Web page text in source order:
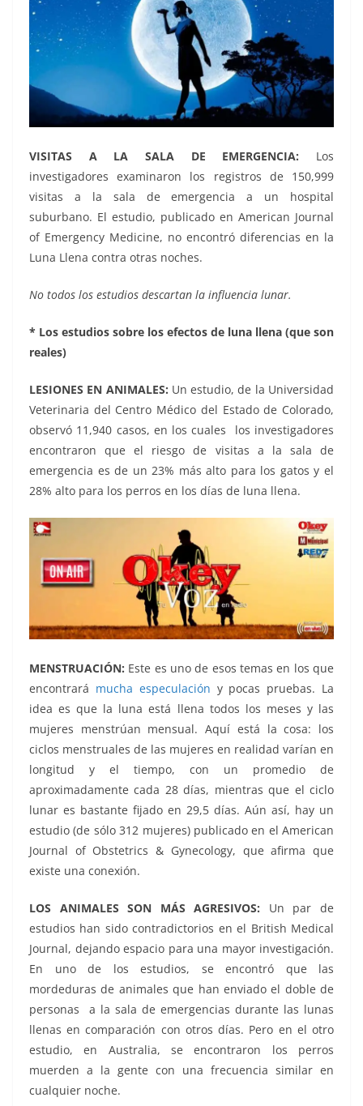
VISITAS A LA SALA DE EMERGENCIA: Los
investigadores examinaron los registros de 150,999
visitas a la sala de emergencia a un hospital
suburbano. El estudio, publicado en American Journal
of Emergency Medicine, no encontró diferencias en la
Luna Llena contra otras noches.
No todos los estudios descartan la influencia lunar.
* Los estudios sobre los efectos de luna llena (que son
reales)
LESIONES EN ANIMALES: Un estudio, de la Universidad
Veterinaria del Centro Médico del Estado de Colorado,
observó 11,940 casos, en los cuales los investigadores
encontraron que el riesgo de visitas a la sala de
emergencia es de un 23% más alto para los gatos y el
28% alto para los perros en los días de luna llena.
MENSTRUACIÓN: Este es uno de esos temas en los que
encontrará mucha especulación y pocas pruebas. La
idea es que la luna está llena todos los meses y las
mujeres menstrúan mensual. Aquí está la cosa: los
ciclos menstruales de las mujeres en realidad varían en
longitud y el tiempo, con un promedio de
aproximadamente cada 28 días, mientras que el ciclo
lunar es bastante fijado en 29,5 días. Aún así, hay un
estudio (de sólo 312 mujeres) publicado en el American
Journal of Obstetrics & Gynecology, que afirma que
existe una conexión.
LOS ANIMALES SON MÁS AGRESIVOS: Un par de
estudios han sido contradictorios en el British Medical
Journal, dejando espacio para una mayor investigación.
En uno de los estudios, se encontró que las
mordeduras de animales que han enviado el doble de
personas a la sala de emergencias durante las lunas
llenas en comparación con otros días. Pero en el otro
estudio, en Australia, se encontraron los perros
muerden a la gente con una frecuencia similar en
cualquier noche.